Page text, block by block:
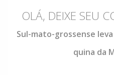
OLÁ, DEIXE SEU
Sul-mato-grossense
quina da